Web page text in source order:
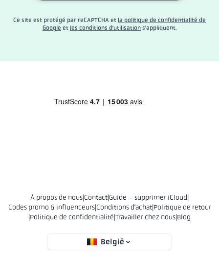
Ce site est protégé par reCAPTCHA et la politique de confidentialité de
Google et les conditions d’utilisation s’appliquent.
À propos de nous|Contact|Guide – supprimer iCloud|
Codes promo & influenceurs|Conditions d’achat|Politique de retour
|Politique de confidentialité|Travailler chez nous|Blog
België